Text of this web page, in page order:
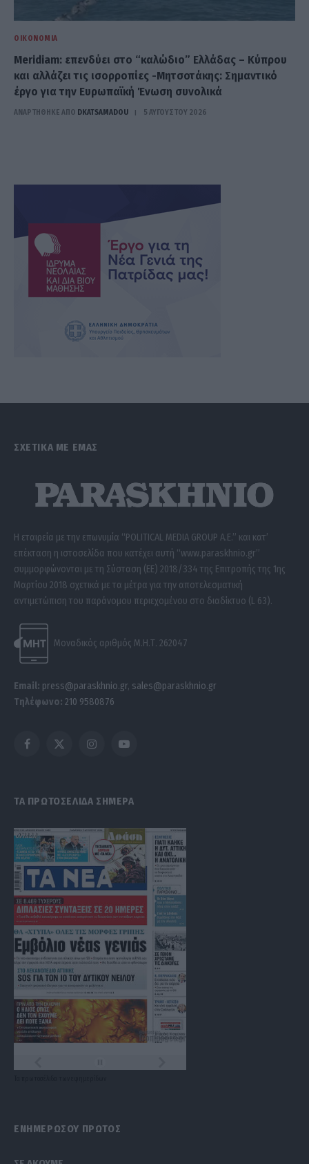
ΟΙΚΟΝΟΜΊΑ
Meridiam: επενδύει στο “καλώδιο” Ελλάδας – Κύπρου
και αλλάζει τις ισορροπίες -Μητσοτάκης: Σημαντικό
έργο για την Ευρωπαϊκή Ένωση συνολικά
ΑΝΑΡΤΗΘΗΚΕ ΑΠΟ DKATSAMADOU 5 ΑΥΓΟΎΣΤΟΥ 2026
ΣΧΕΤΙΚΑ ΜΕ ΕΜΑΣ
Η εταιρεία με την επωνυμία “POLITICAL MEDIA GROUP A.E.” και κατ’
επέκταση η ιστοσελίδα που κατέχει αυτή “www.paraskhnio.gr”
συμμορφώνονται με τη Σύσταση (ΕΕ) 2018/334 της Επιτροπής της 1ης
Μαρτίου 2018 σχετικά με τα μέτρα για την αποτελεσματική
αντιμετώπιση του παράνομου περιεχομένου στο διαδίκτυο (L 63).
Μοναδικός αριθμός Μ.Η.Τ. 262047
Email: press@paraskhnio.gr, sales@paraskhnio.gr
Τηλέφωνο: 210 9580876
Facebook
X
InstagramYouTube
ΤΑ ΠΡΩΤΟΣΕΛΙΔΑ ΣΗΜΕΡΑ
ΕΝΗΜΕΡΩΣΟΥ ΠΡΩΤΟΣ